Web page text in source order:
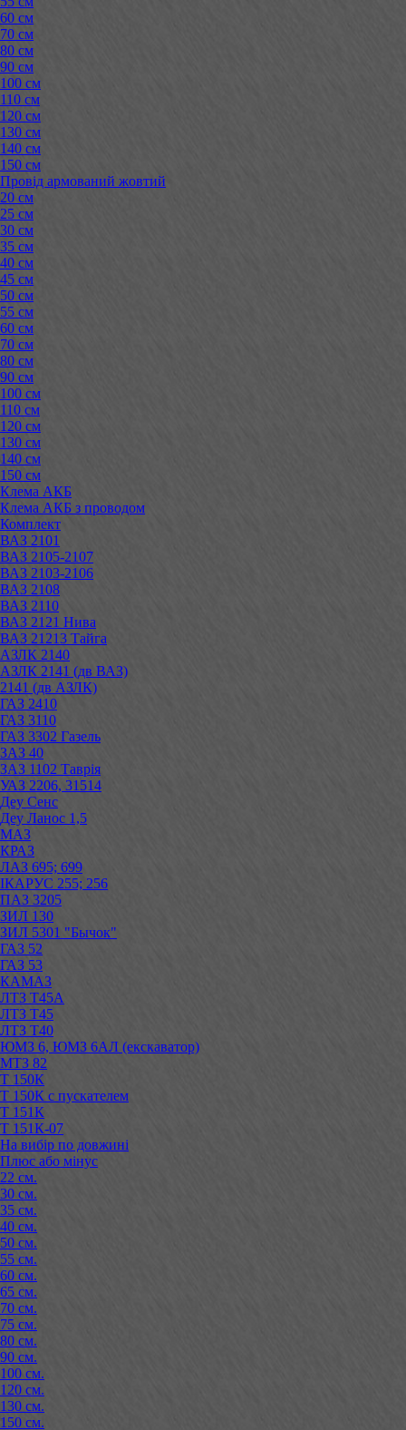
60 см
70 см
80 см
90 см
100 см
110 см
120 см
130 см
140 см
150 см
Провід армований жовтий
20 см
25 см
30 см
35 см
40 см
45 см
50 см
55 см
60 см
70 см
80 см
90 см
100 см
110 см
120 см
130 см
140 см
150 см
Клема АКБ
Клема АКБ з проводом
Комплект
ВАЗ 2101
ВАЗ 2105-2107
ВАЗ 2103-2106
ВАЗ 2108
ВАЗ 2110
ВАЗ 2121 Нива
ВАЗ 21213 Тайга
АЗЛК 2140
АЗЛК 2141 (дв ВАЗ)
2141 (дв АЗЛК)
ГАЗ 2410
ГАЗ 3110
ГАЗ 3302 Газель
ЗАЗ 40
ЗАЗ 1102 Таврія
УАЗ 2206, 31514
Деу Сенс
Деу Ланос 1,5
МАЗ
КРАЗ
ЛАЗ 695; 699
ІКАРУС 255; 256
ПАЗ 3205
ЗИЛ 130
ЗИЛ 5301 "Бычок"
ГАЗ 52
ГАЗ 53
КАМАЗ
ЛТЗ Т45А
ЛТЗ Т45
ЛТЗ Т40
ЮМЗ 6, ЮМЗ 6АЛ (екскаватор)
МТЗ 82
Т 150К
Т 150К с пускателем
Т 151К
Т 151К-07
На вибір по довжині
Плюс або мінус
22 см.
30 см.
35 см.
40 см.
50 см.
55 см.
60 см.
65 см.
70 см.
75 см.
80 см.
90 см.
100 см.
120 см.
130 см.
150 см.